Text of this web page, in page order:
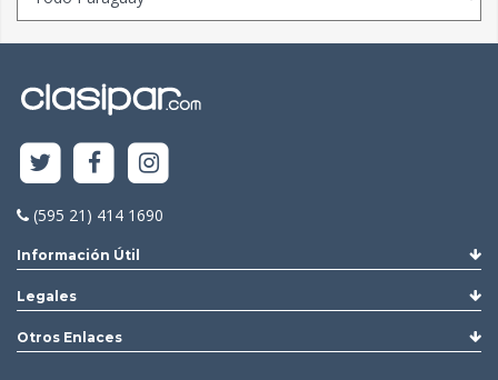
(595 21) 414 1690
Información Útil
Legales
Otros Enlaces